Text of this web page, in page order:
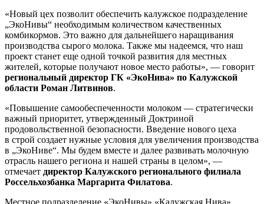
«Новый цех позволит обеспечить калужское подразделение
„ЭкоНивы“ необходимым количеством качественных
комбикормов. Это важно для дальнейшего наращивания
производства сырого молока. Также мы надеемся, что наш
проект станет еще одной точкой развития для местных
жителей, которые получают новое место работы», — говорит
региональный директор ГК «ЭкоНива» по Калужской
области Роман Литвинов.
«Повышение самообеспеченности молоком — стратегически
важный приоритет, утвержденный Доктриной
продовольственной безопасности. Введение нового цеха
в строй создает нужные условия для увеличения производства
в „ЭкоНиве“. Мы будем вместе и далее развивать молочную
отрасль нашего региона и нашей страны в целом», —
отмечает директор Калужского регионального филиала
Россельхозбанка Маргарита Филатова.
Местное подразделение «ЭкоНивы» «Калужская Нива»